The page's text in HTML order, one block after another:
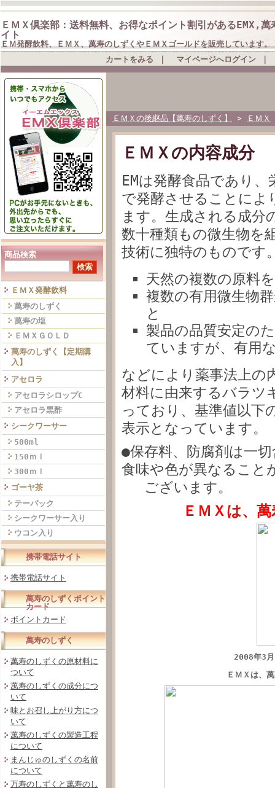
ＥＭＸ倶楽部：送料無料、お得なポイント割引があるEMX,
イト
ＥＭ発酵飲料、ＥＭＸ、萬寿のしずくやＥＭＸゴールドを販売しています。
カートをみる
マイページへログイン
商品検索
ＥＭＸ発酵飲料
萬寿のしずく
萬寿の塩
ＥＭＸＧＯＬＤ
萬寿のしずく【定期購
入】
アセロラ
アセロラシロップC
アセロラ黒酢
シークワーサー
500ml
150ｍｌ
300ｍｌ
ゴーヤ茶
テーパック
シークワーサー入り
ウコン入り
携帯電話サイト
携帯電話サイト
萬寿のしずくポイント
カード
ポイントカード
萬寿のしずく
萬寿のしずくの原材料に
ついて
萬寿のしずくの成分につ
いて
味とお召し上がり方につ
いて
萬寿のしずくの製造工程
について
まんじゅのしずくの名前
について
万寿のしずくと萬寿のし
ＥＭＸの後継品【萬寿のしずく】 > ＥＭＸ
ＥＭＸの内容成分
EMは発酵食品であり
で発酵させることによ
ます。生成される成分
数十種類もの微生物を
技術に独特のものです
天然の複数の原料
複数の有用微生物
と
製品の品質安定の
ていますが、有用
などにより薬事法上の
材料に由来するバラツ
っており、基準値以下
表示となっています。
●保存料、防腐剤は一
食味や色が異なること
ございます。
ＥＭＸは、
2008年3
ＥＭＸは、